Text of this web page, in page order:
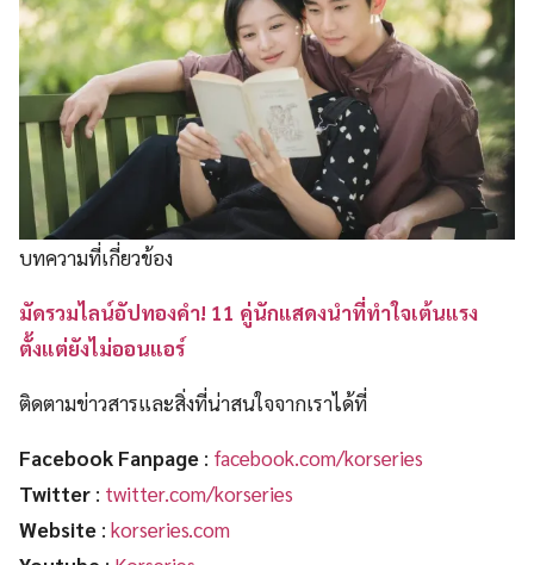
บทความที่เกี่ยวข้อง
มัดรวมไลน์อัปทองคำ! 11 คู่นักแสดงนำที่ทำใจเต้นแรง
ตั้งแต่ยังไม่ออนแอร์
ติดตามข่าวสารและสิ่งที่น่าสนใจจากเราได้ที่
Facebook Fanpage : facebook.com/korseries
Twitter : twitter.com/korseries
Website : korseries.com